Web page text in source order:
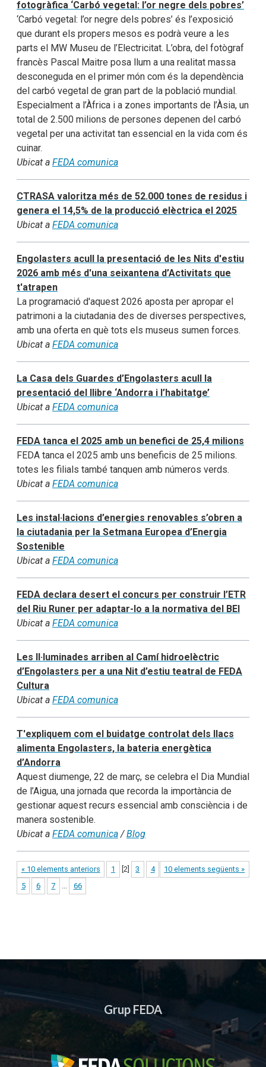
fotogràfica ‘Carbó vegetal: l’or negre dels pobres’
‘Carbó vegetal: l’or negre dels pobres’ és l’exposició
que durant els propers mesos es podrà veure a les
parts el MW Museu de l’Electricitat. L’obra, del fotògraf
francès Pascal Maitre posa llum a una realitat massa
desconeguda en el primer món com és la dependència
del carbó vegetal de gran part de la població mundial.
Especialment a l’Àfrica i a zones importants de l’Àsia, un
total de 2.500 milions de persones depenen del carbó
vegetal per una activitat tan essencial en la vida com és
cuinar.
Ubicat a FEDA comunica
CTRASA valoritza més de 52.000 tones de residus i
genera el 14,5% de la producció elèctrica el 2025
Ubicat a FEDA comunica
Engolasters acull la presentació de les Nits d'estiu
2026 amb més d'una seixantena d’Activitats que
t'atrapen
La programació d'aquest 2026 aposta per apropar el
patrimoni a la ciutadania des de diverses perspectives,
amb una oferta en què tots els museus sumen forces.
Ubicat a FEDA comunica
La Casa dels Guardes d’Engolasters acull la
presentació del llibre ‘Andorra i l’habitatge’
Ubicat a FEDA comunica
FEDA tanca el 2025 amb un benefici de 25,4 milions
FEDA tanca el 2025 amb uns beneficis de 25 milions.
totes les filials també tanquen amb números verds.
Ubicat a FEDA comunica
Les instal·lacions d’energies renovables s’obren a
la ciutadania per la Setmana Europea d’Energia
Sostenible
Ubicat a FEDA comunica
FEDA declara desert el concurs per construir l’ETR
del Riu Runer per adaptar-lo a la normativa del BEI
Ubicat a FEDA comunica
Les Il·luminades arriben al Camí hidroelèctric
d’Engolasters per a una Nit d’estiu teatral de FEDA
Cultura
Ubicat a FEDA comunica
T'expliquem com el buidatge controlat dels llacs
alimenta Engolasters, la bateria energètica
d’Andorra
Aquest diumenge, 22 de març, se celebra el Dia Mundial
de l’Aigua, una jornada que recorda la importància de
gestionar aquest recurs essencial amb consciència i de
manera sostenible.
Ubicat a FEDA comunica /Blog
« 10 elements anteriors 10 elements següents »
1 2] 3
4
5
6 7 ... 66
Grup FEDA